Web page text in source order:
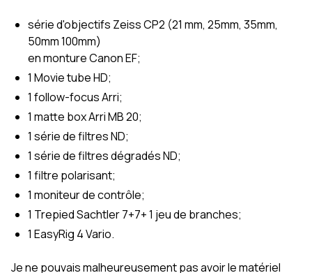
série d'objectifs Zeiss CP2 (21 mm, 25mm, 35mm,
50mm 100mm)
en monture Canon EF;
1 Movie tube HD;
1 follow-focus Arri;
1 matte box Arri MB 20;
1 série de filtres ND;
1 série de filtres dégradés ND;
1 filtre polarisant;
1 moniteur de contrôle;
1 Trepied Sachtler 7+7+ 1 jeu de branches;
1 EasyRig 4 Vario.
Je ne pouvais malheureusement pas avoir le matériel